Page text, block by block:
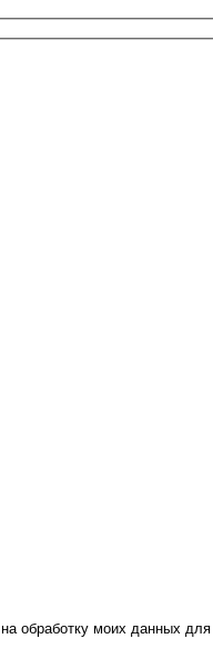
обработку моих данных